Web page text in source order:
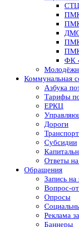
СТЦ
ПМК
ДМО
ПМК
ФК
Коммунальная
Азбука
Тарифы
ЕРКЦ
Дороги
Транспорт
Субсидии
Ответы
Обращения
Запись на
Вопрос-
Опросы
Реклама
Баннеры